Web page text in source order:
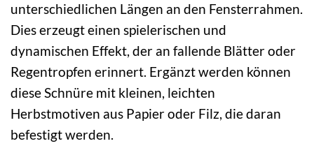
unterschiedlichen Längen an den Fensterrahmen.
Dies erzeugt einen spielerischen und
dynamischen Effekt, der an fallende Blätter oder
Regentropfen erinnert. Ergänzt werden können
diese Schnüre mit kleinen, leichten
Herbstmotiven aus Papier oder Filz, die daran
befestigt werden.